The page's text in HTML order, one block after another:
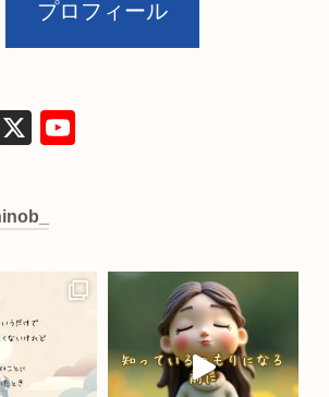
プロフィール
In
X
u
b
C